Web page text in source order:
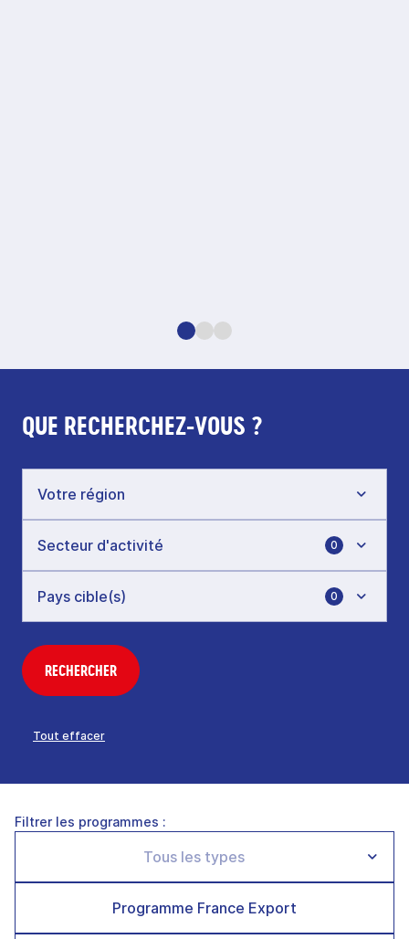
QUE RECHERCHEZ-VOUS ?
0
0
RECHERCHER
Tout effacer
Filtrer les programmes :
Programme France Export